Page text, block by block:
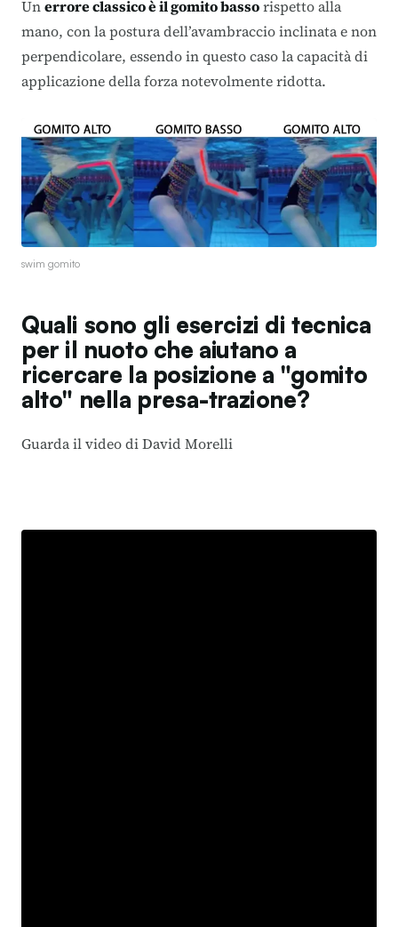
Unerrore classico è il gomito bassorispetto alla
mano, con la postura dell’avambraccio inclinata e non
perpendicolare, essendo in questo caso la capacità di
applicazione della forza notevolmente ridotta.
swim gomito
Quali sono gli esercizi di tecnica
per il nuoto che aiutano a
ricercare la posizione a "gomito
alto" nella presa-trazione?
Guarda il video diDavid Morelli